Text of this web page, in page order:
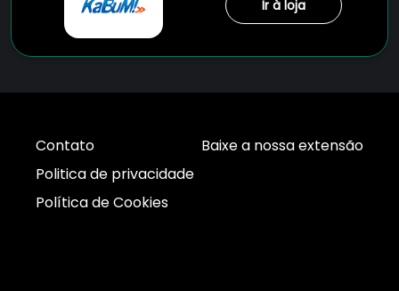
Ir à loja
Contato
Politica de privacidade
Política de Cookies
Baixe a nossa extensão